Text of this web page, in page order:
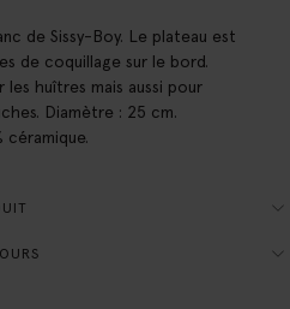
de Sissy-Boy. Le plateau est
de coquillage sur le bord.
les huîtres mais aussi pour
Diamètre : 25 cm.
céramique.